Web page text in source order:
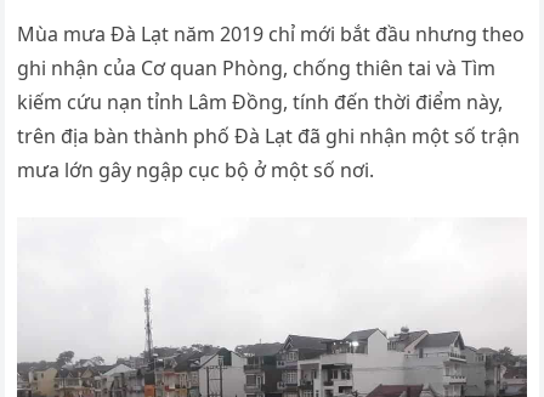
Mùa mưa Đà Lạt năm 2019 chỉ mới bắt đầu nhưng theo
ghi nhận của Cơ quan Phòng, chống thiên tai và Tìm
kiếm cứu nạn tỉnh Lâm Đồng, tính đến thời điểm này,
trên địa bàn thành phố Đà Lạt đã ghi nhận một số trận
mưa lớn gây ngập cục bộ ở một số nơi.